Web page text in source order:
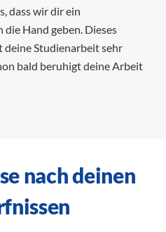
dass wir dir ein
Hand geben. Dieses
Studienarbeit sehr
bald beruhigt deine Arbeit
nach deinen